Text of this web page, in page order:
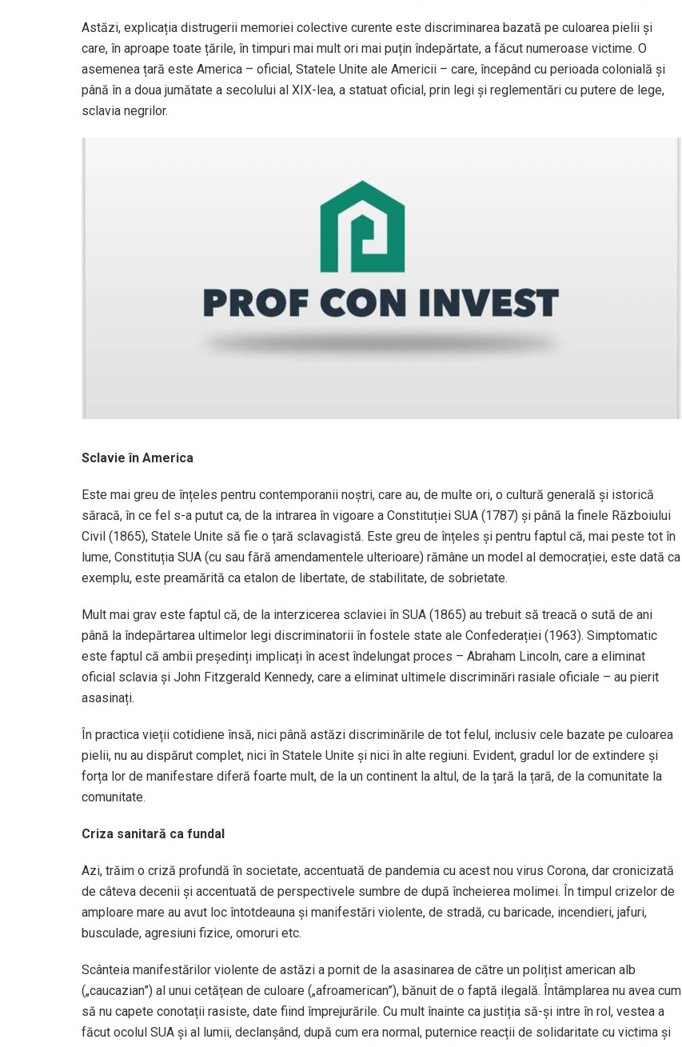
Astăzi, explicația distrugerii memoriei colective curente este discriminarea bazată pe culoarea pielii și
care, în aproape toate țările, în timpuri mai mult ori mai puțin îndepărtate, a făcut numeroase victime. O
asemenea țară este America – oficial, Statele Unite ale Americii – care, începând cu perioada colonială și
până în a doua jumătate a secolului al XIX-lea, a statuat oficial, prin legi și reglementări cu putere de lege,
sclavia negrilor.
Sclavie în America
Este mai greu de înțeles pentru contemporanii noștri, care au, de multe ori, o cultură generală și istorică
săracă, în ce fel s-a putut ca, de la intrarea în vigoare a Constituției SUA (1787) și până la finele Războiului
Civil (1865), Statele Unite să fie o țară sclavagistă. Este greu de înțeles și pentru faptul că, mai peste tot în
lume, Constituția SUA (cu sau fără amendamentele ulterioare) rămâne un model al democrației, este dată ca
exemplu, este preamărită ca etalon de libertate, de stabilitate, de sobrietate.
Mult mai grav este faptul că, de la interzicerea sclaviei în SUA (1865) au trebuit să treacă o sută de ani
până la îndepărtarea ultimelor legi discriminatorii în fostele state ale Confederației (1963). Simptomatic
este faptul că ambii președinți implicați în acest îndelungat proces – Abraham Lincoln, care a eliminat
oficial sclavia și John Fitzgerald Kennedy, care a eliminat ultimele discriminări rasiale oficiale – au pierit
asasinați.
În practica vieții cotidiene însă, nici până astăzi discriminările de tot felul, inclusiv cele bazate pe culoarea
pielii, nu au dispărut complet, nici în Statele Unite și nici în alte regiuni. Evident, gradul lor de extindere și
forța lor de manifestare diferă foarte mult, de la un continent la altul, de la țară la țară, de la comunitate la
comunitate.
Criza sanitară ca fundal
Azi, trăim o criză profundă în societate, accentuată de pandemia cu acest nou virus Corona, dar cronicizată
de câteva decenii și accentuată de perspectivele sumbre de după încheierea molimei. În timpul crizelor de
amploare mare au avut loc întotdeauna și manifestări violente, de stradă, cu baricade, incendieri, jafuri,
busculade, agresiuni fizice, omoruri etc.
Scânteia manifestărilor violente de astăzi a pornit de la asasinarea de către un polițist american alb
(„caucazian”) al unui cetățean de culoare („afroamerican”), bănuit de o faptă ilegală. Întâmplarea nu avea cum
să nu capete conotații rasiste, date fiind împrejurările. Cu mult înainte ca justiția să-și intre în rol, vestea a
făcut ocolul SUA și al lumii, declanșând, după cum era normal, puternice reacții de solidaritate cu victima și